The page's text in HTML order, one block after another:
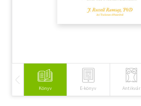
Vallás
Könyv E-könyv Antikvár